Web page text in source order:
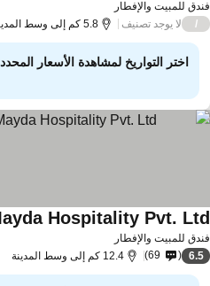
للمبيت والإفطار
لا يوجد تصنيف 5.8 كم إلى وسط المدينة
اختر التواريخ لمشاهدة الأسعار المحددة
للمبيت والإفطار
الأسعار
6.5
69 12.4 كم إلى وسط المدينة